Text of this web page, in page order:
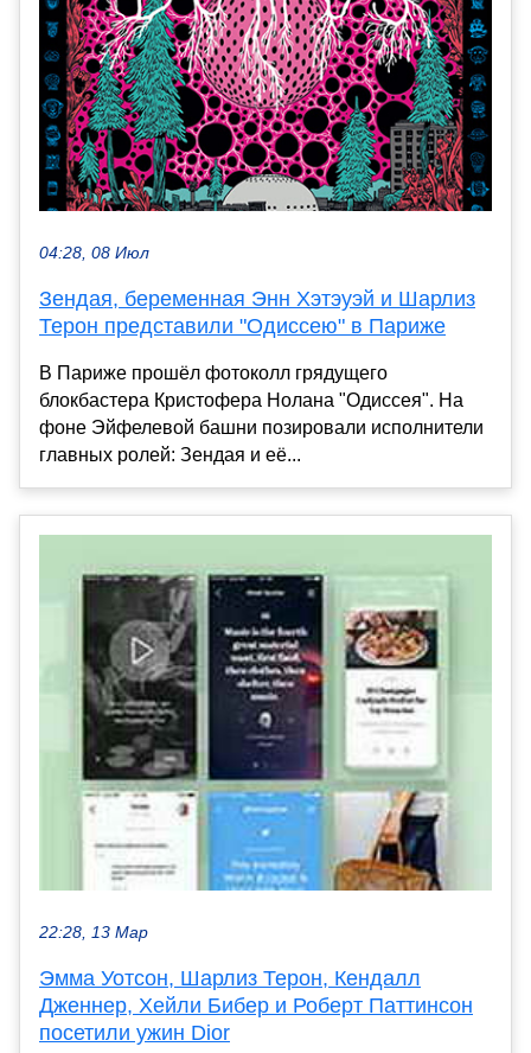
04:28, 08 Июл
Зендая, беременная Энн Хэтэуэй и Шарлиз
Терон представили "Одиссею" в Париже
В Париже прошёл фотоколл грядущего
блокбастера Кристофера Нолана "Одиссея". На
фоне Эйфелевой башни позировали исполнители
главных ролей: Зендая и её...
22:28, 13 Мар
Эмма Уотсон, Шарлиз Терон, Кендалл
Дженнер, Хейли Бибер и Роберт Паттинсон
посетили ужин Dior